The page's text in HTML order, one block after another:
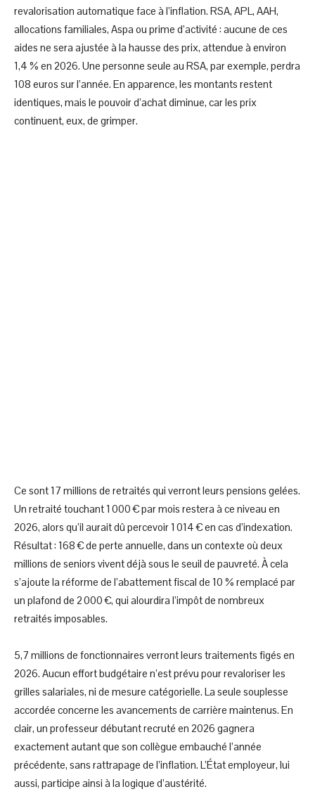
revalorisation automatique face à l’inflation. RSA, APL, AAH,
allocations familiales, Aspa ou prime d’activité : aucune de ces
aides ne sera ajustée à la hausse des prix, attendue à environ
1,4 % en 2026. Une personne seule au RSA, par exemple, perdra
108 euros sur l’année. En apparence, les montants restent
identiques, mais le pouvoir d’achat diminue, car les prix
continuent, eux, de grimper.
Ce sont 17 millions de retraités qui verront leurs pensions gelées.
Un retraité touchant 1 000 € par mois restera à ce niveau en
2026, alors qu’il aurait dû percevoir 1 014 € en cas d’indexation.
Résultat : 168 € de perte annuelle, dans un contexte où deux
millions de seniors vivent déjà sous le seuil de pauvreté. À cela
s’ajoute la réforme de l’abattement fiscal de 10 % remplacé par
un plafond de 2 000 €, qui alourdira l’impôt de nombreux
retraités imposables.
5,7 millions de fonctionnaires verront leurs traitements figés en
2026. Aucun effort budgétaire n’est prévu pour revaloriser les
grilles salariales, ni de mesure catégorielle. La seule souplesse
accordée concerne les avancements de carrière maintenus. En
clair, un professeur débutant recruté en 2026 gagnera
exactement autant que son collègue embauché l’année
précédente, sans rattrapage de l’inflation. L’État employeur, lui
aussi, participe ainsi à la logique d’austérité.